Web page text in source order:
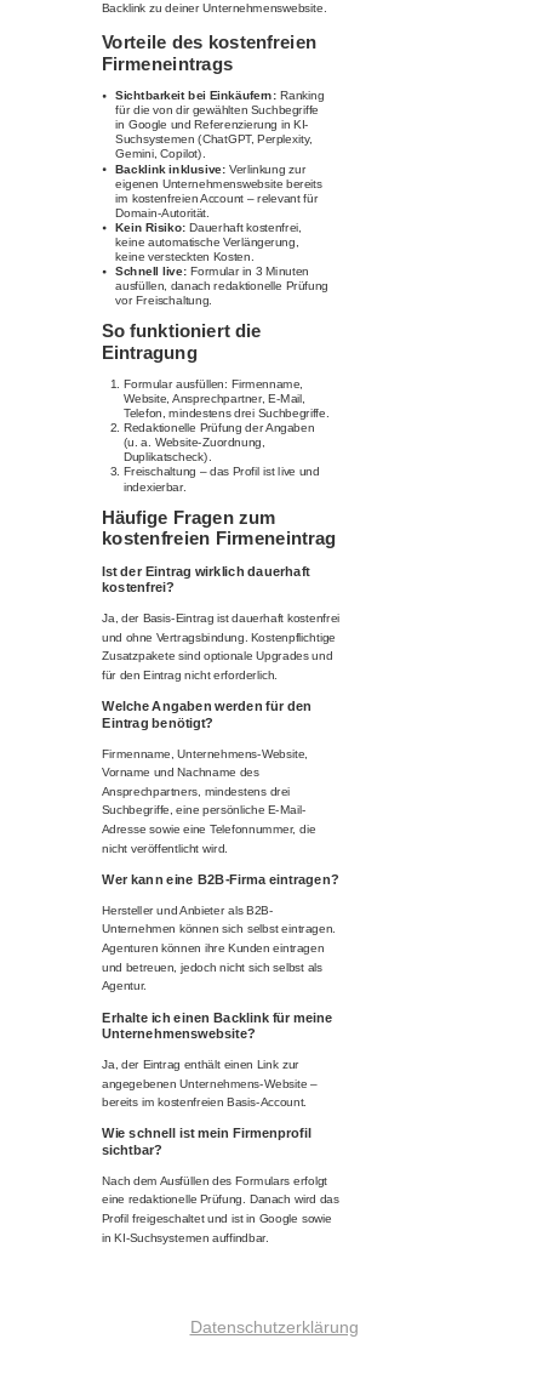
Datenschutzerklärung
Backlink zu deiner Unternehmenswebsite.
Vorteile des kostenfreien
Firmeneintrags
Sichtbarkeit bei Einkäufern: Ranking
für die von dir gewählten Suchbegriffe
in Google und Referenzierung in KI-
Suchsystemen (ChatGPT, Perplexity,
Gemini, Copilot).
Backlink inklusive: Verlinkung zur
eigenen Unternehmenswebsite bereits
im kostenfreien Account – relevant für
Domain-Autorität.
Kein Risiko: Dauerhaft kostenfrei,
keine automatische Verlängerung,
keine versteckten Kosten.
Schnell live: Formular in 3 Minuten
ausfüllen, danach redaktionelle Prüfung
vor Freischaltung.
So funktioniert die
Eintragung
Formular ausfüllen: Firmenname,
Website, Ansprechpartner, E-Mail,
Telefon, mindestens drei Suchbegriffe.
Redaktionelle Prüfung der Angaben
(u. a. Website-Zuordnung,
Duplikatscheck).
Freischaltung – das Profil ist live und
indexierbar.
Häufige Fragen zum
kostenfreien Firmeneintrag
Ist der Eintrag wirklich dauerhaft
kostenfrei?
Ja, der Basis-Eintrag ist dauerhaft kostenfrei
und ohne Vertragsbindung. Kostenpflichtige
Zusatzpakete sind optionale Upgrades und
für den Eintrag nicht erforderlich.
Welche Angaben werden für den
Eintrag benötigt?
Firmenname, Unternehmens-Website,
Vorname und Nachname des
Ansprechpartners, mindestens drei
Suchbegriffe, eine persönliche E-Mail-
Adresse sowie eine Telefonnummer, die
nicht veröffentlicht wird.
Wer kann eine B2B-Firma eintragen?
Hersteller und Anbieter als B2B-
Unternehmen können sich selbst eintragen.
Agenturen können ihre Kunden eintragen
und betreuen, jedoch nicht sich selbst als
Agentur.
Erhalte ich einen Backlink für meine
Unternehmenswebsite?
Ja, der Eintrag enthält einen Link zur
angegebenen Unternehmens-Website –
bereits im kostenfreien Basis-Account.
Wie schnell ist mein Firmenprofil
sichtbar?
Nach dem Ausfüllen des Formulars erfolgt
eine redaktionelle Prüfung. Danach wird das
Profil freigeschaltet und ist in Google sowie
in KI-Suchsystemen auffindbar.